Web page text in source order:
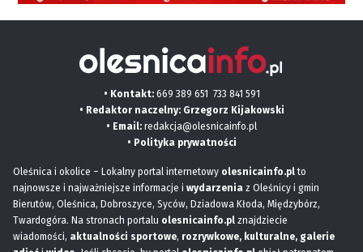
• Kontakt: 669 389 651 733 841 591
• Redaktor naczelny: Grzegorz Kijakowski
• Email: redakcja@olesnicainfo.pl
• Polityka prywatności
Oleśnica i okolice – Lokalny portal internetowy olesnicainfo.plto
najnowsze i najważniejsze informacje i wydarzenia z Oleśnicy i gmin
Bierutów, Oleśnica, Dobroszyce, Syców, Dziadowa Kłoda, Międzybórz,
Twardogóra. Na stronach portalu olesnicainfo.pl znajdziecie
wiadomości, aktualności sportowe, rozrywkowe, kulturalne, galerie